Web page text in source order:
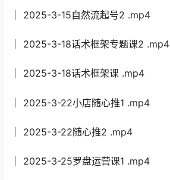
│ 2025-3-15自然流起号2 .mp4
│ 2025-3-18话术框架专题课2 .mp4
│ 2025-3-18话术框架课 .mp4
│ 2025-3-22小店随心推1 .mp4
│ 2025-3-22随心推2 .mp4
│ 2025-3-25罗盘运营课1 .mp4